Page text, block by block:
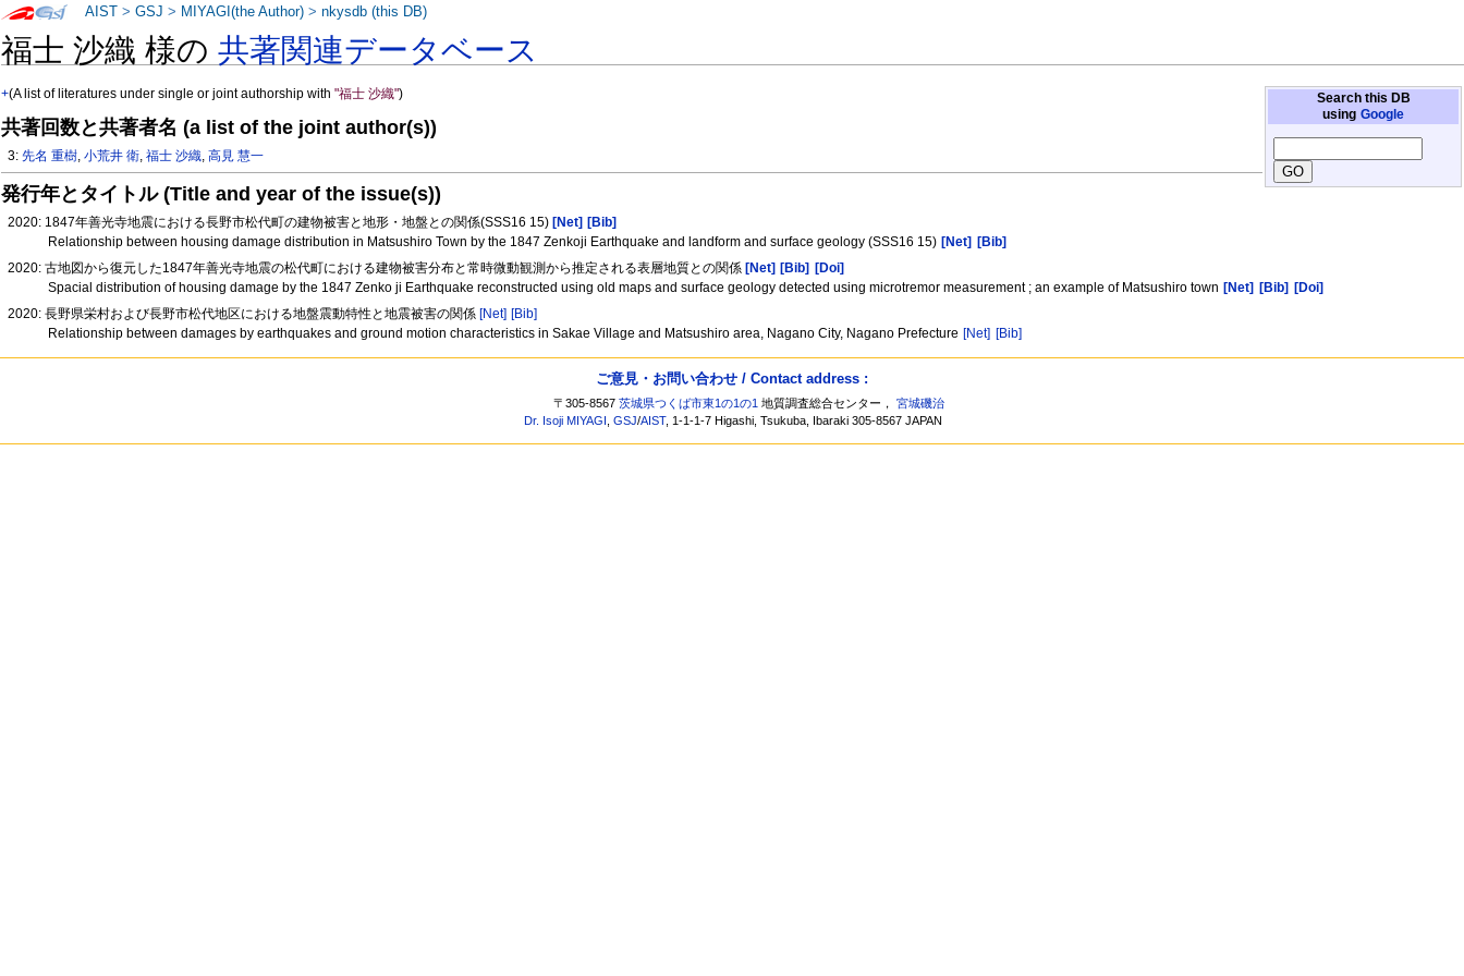
福士 沙織 様の共著関連データベース
Search this DB
using Google
+(A list of literatures under single or joint authorship with"福士 沙織")
共著回数と共著者名 (a list of the joint author(s))
3:先名 重樹,小荒井 衛,福士 沙織,高見 慧一
発行年とタイトル (Title and year of the issue(s))
2020: 1847年善光寺地震における長野市松代町の建物被害と地形・地盤との関係(SSS16 15) [Net] [Bib]
Relationship between housing damage distribution in Matsushiro Town by the 1847 Zenkoji Earthquake and landform and surface geology (SSS16 15) [Net]
[Bib]
2020: 古地図から復元した1847年善光寺地震の松代町における建物被害分布と常時微動観測から推定される表層地質との関係 [Net] [Bib]
[Doi]
Spacial distribution of housing damage by the 1847 Zenko ji Earthquake reconstructed using old maps and surface geology detected using microtremor measurement ; an example of Matsushiro town [Net] [Bib]
[Doi]
2020: 長野県栄村および長野市松代地区における地盤震動特性と地震被害の関係 [Net] [Bib]
Relationship between damages by earthquakes and ground motion characteristics in Sakae Village and Matsushiro area, Nagano City, Nagano Prefecture [Net] [Bib]
AIST >GSJ > MIYAGI(the Author) >nkysdb (this DB)
ご意見・お問い合わせ / Contact address :
〒305-8567茨城県つくば市東1の1の1 地質調査総合センター，宮城磯治
Dr. Isoji MIYAGI ,GSJ/AIST, 1-1-1-7 Higashi, Tsukuba, Ibaraki 305-8567 JAPAN